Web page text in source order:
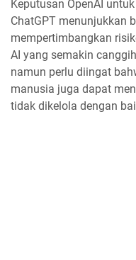
Keputusan OpenAI
ChatGPT menunjukkan
mempertimbangkan
AI yang semakin
namun perlu diingat
manusia juga dapat
tidak dikelola dengan